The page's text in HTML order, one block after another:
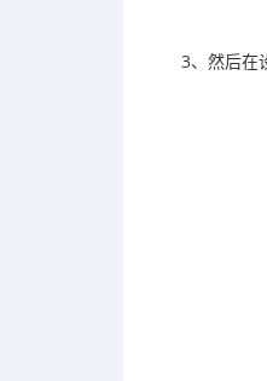
3、然后在